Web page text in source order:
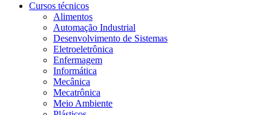
Cursos técnicos
Alimentos
Automação Industrial
Desenvolvimento de Sistemas
Eletroeletrônica
Enfermagem
Informática
Mecânica
Mecatrônica
Meio Ambiente